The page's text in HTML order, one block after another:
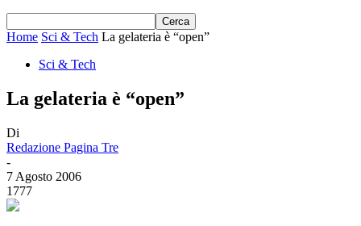
Home Sci & Tech La gelateria è “open”
Sci & Tech
La gelateria è “open”
Di
Redazione Pagina Tre
-
7 Agosto 2006
1777